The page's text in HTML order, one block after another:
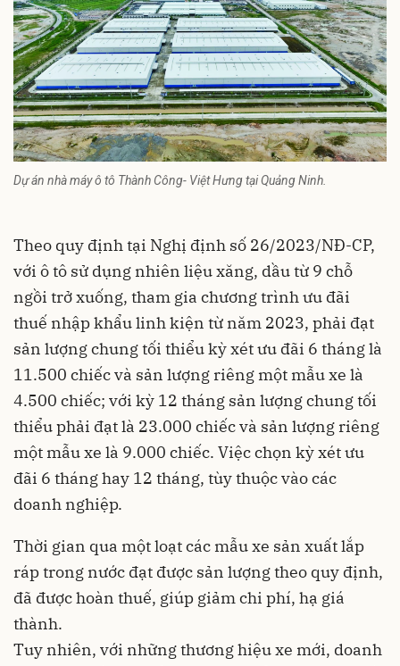
Dự án nhà máy ô tô Thành Công- Việt Hưng tại Quảng Ninh.
Theo quy định tại Nghị định số 26/2023/NĐ-CP,
với ô tô sử dụng nhiên liệu xăng, dầu từ 9 chỗ
ngồi trở xuống, tham gia chương trình ưu đãi
thuế nhập khẩu linh kiện từ năm 2023, phải đạt
sản lượng chung tối thiểu kỳ xét ưu đãi 6 tháng là
11.500 chiếc và sản lượng riêng một mẫu xe là
4.500 chiếc; với kỳ 12 tháng sản lượng chung tối
thiểu phải đạt là 23.000 chiếc và sản lượng riêng
một mẫu xe là 9.000 chiếc. Việc chọn kỳ xét ưu
đãi 6 tháng hay 12 tháng, tùy thuộc vào các
doanh nghiệp.
Thời gian qua một loạt các mẫu xe sản xuất lắp
ráp trong nước đạt được sản lượng theo quy định,
đã được hoàn thuế, giúp giảm chi phí, hạ giá
thành.
Tuy nhiên, với những thương hiệu xe mới, doanh